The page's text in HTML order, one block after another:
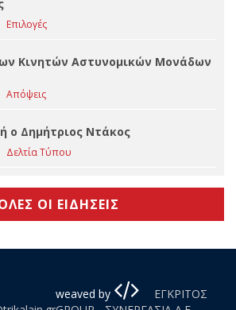
ΑΠΕ 277,3 MW
Απόψεις
με ντοματίνια, ελιές και
Επιλογές
Κινητών Αστυνομικών Μονάδων
ο Δημήτριος Ντάκος
Δελτία Τύπου